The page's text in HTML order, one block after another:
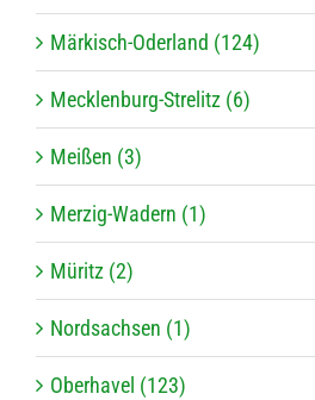
Mär­kisch-Oder­land (124)
Meck­len­burg-Stre­litz (6)
Mei­ßen (3)
Mer­zig-Wadern (1)
Müritz (2)
Nord­sach­sen (1)
Ober­ha­vel (123)